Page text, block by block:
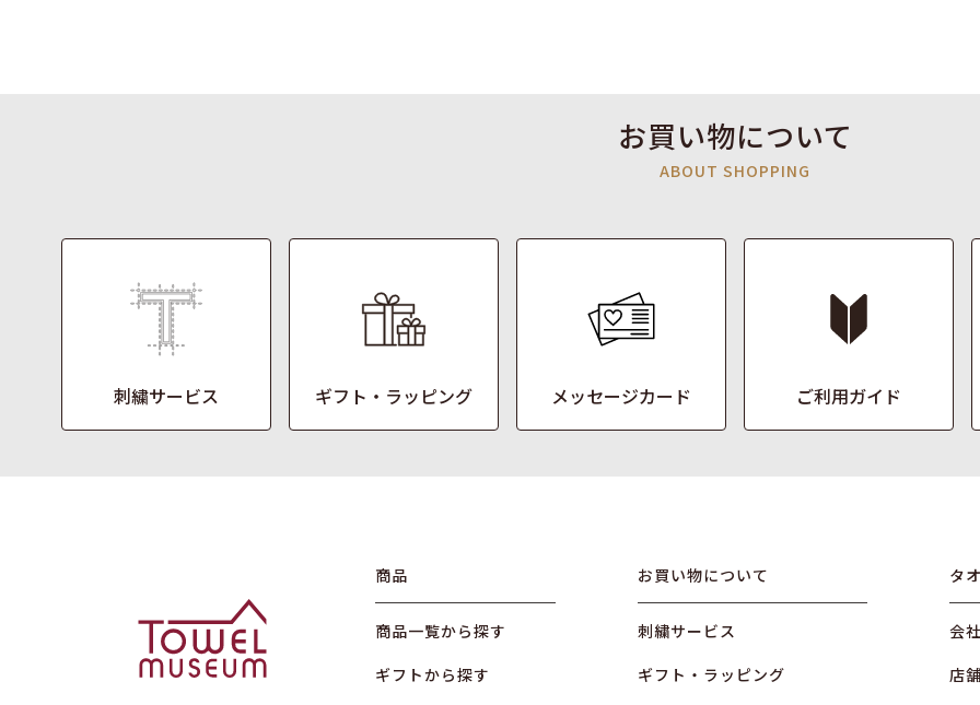
お買い物について
ABOUT SHOPPING
刺繍サービス ギフト・ラッピング メッセージカード ご利用ガイド
商品
商品一覧から探す
ギフトから探す
お買い物について
刺繍サービス
ギフト・ラッピング
タ
会
店